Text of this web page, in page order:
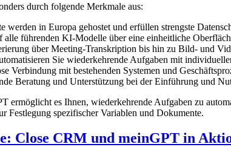
durch folgende Merkmale aus:
werden in Europa gehostet und erfüllen strengste
alle führenden KI-Modelle über eine einheitliche
über Meeting-Transkription bis hin zu Bild- und
Sie wiederkehrende Aufgaben mit
Verbindung mit bestehenden Systemen und
Beratung und Unterstützung bei der Einführung und
es Ihnen, wiederkehrende Aufgaben zu
Festlegung spezifischer Variablen und Dokumente.
Close CRM und meinGPT in